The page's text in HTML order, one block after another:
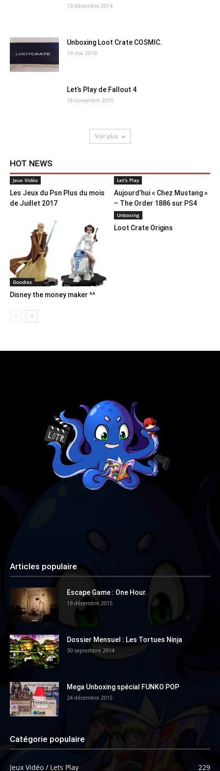
13 décembre 2014
Unboxing Loot Crate COSMIC.
19 mai 2019
Let’s Play de Fallout 4
18 novembre 2015
Voir plus
HOT NEWS
Jeux Vidéo
Les Jeux du Psn Plus du mois
de Juillet 2017
Let's Play
Aujourd’hui « Chez Mustang »
– The Order 1886 sur PS4
Goodies
Disney the money maker ^^
Unboxing
Loot Crate Origins
Articles populaire
Escape Game : One Hour.
19 décembre 2015
Dossier Mensuel : Les Tortues Ninja
30 septembre 2014
Mega Unboxing spécial FUNKO POP
24 décembre 2015
Catégorie populaire
Jeux Vidéo / Lets Play 229